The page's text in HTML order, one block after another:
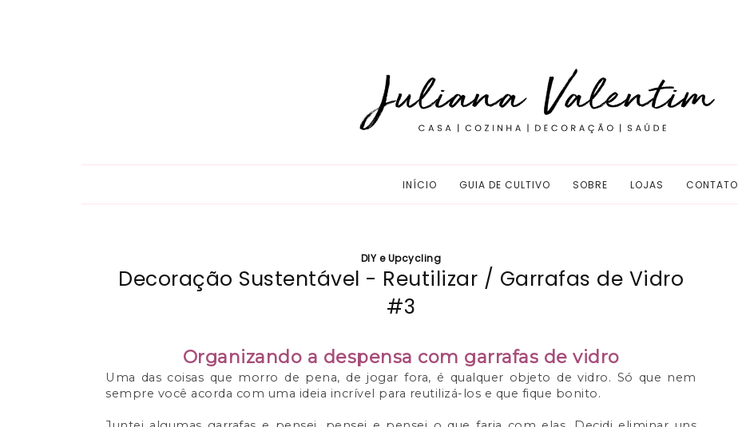
INÍCIO GUIA DE CULTIVO SOBRE LOJAS CONTATO
DIY e Upcycling
Decoração Sustentável - Reutilizar / Garrafas de Vidro
#3
Organizando a despensa com garrafas de vidro
Uma das coisas que morro de pena, de jogar fora, é qualquer objeto de vidro. Só que nem
sempre você acorda com uma ideia incrível para reutilizá-los e que fique bonito.